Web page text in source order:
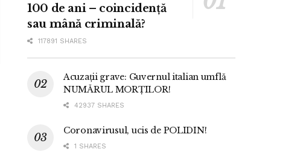
100 de ani – coincidență
sau mână criminală?
117891 SHARES
Acuzații grave: Guvernul italian umflă
NUMĂRUL MORȚILOR!
42937 SHARES
Coronavirusul, ucis de POLIDIN!
1 SHARES